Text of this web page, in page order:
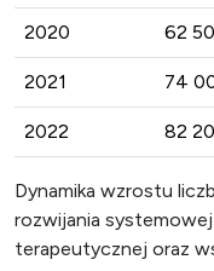
2020 62
2021 74
2022 82
Dynamika wzrostu
rozwijania
terapeutycznej oraz